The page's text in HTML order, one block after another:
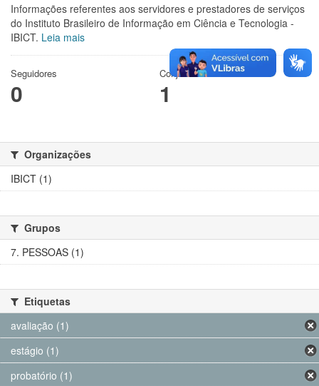
Informações referentes aos servidores e prestadores de serviços
do Instituto Brasileiro de Informação em Ciência e Tecnologia -
IBICT. Leia mais
Seguidores
0
Conjuntos de dados
1
Organizações
IBICT (1)
Grupos
7. PESSOAS (1)
Etiquetas
avaliação (1)
estágio (1)
probatório (1)